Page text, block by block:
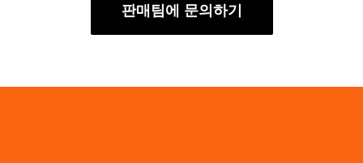
판매팀에 문의하기